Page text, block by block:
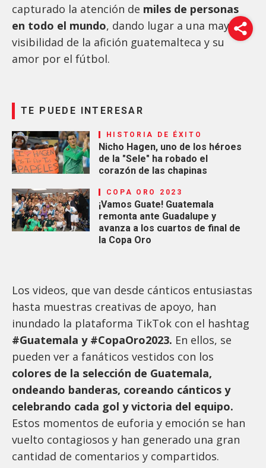
capturado la atención de miles de personas
en todo el mundo, dando lugar a una mayor
visibilidad de la afición guatemalteca y su
amor por el fútbol.
TE PUEDE INTERESAR
HISTORIA DE ÉXITO
Nicho Hagen, uno de los héroes
de la "Sele" ha robado el
corazón de las chapinas
COPA ORO 2023
¡Vamos Guate! Guatemala
remonta ante Guadalupe y
avanza a los cuartos de final de
la Copa Oro
Los videos, que van desde cánticos entusiastas
hasta muestras creativas de apoyo, han
inundado la plataforma TikTok con el hashtag
#Guatemala y #CopaOro2023. En ellos, se
pueden ver a fanáticos vestidos con los
colores de la selección de Guatemala,
ondeando banderas, coreando cánticos y
celebrando cada gol y victoria del equipo.
Estos momentos de euforia y emoción se han
vuelto contagiosos y han generado una gran
cantidad de comentarios y compartidos.